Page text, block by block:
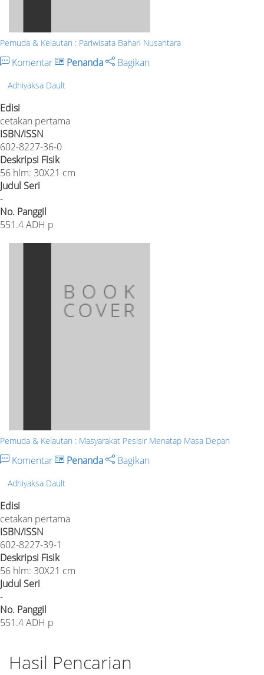
Pemuda & Kelautan : Pariwisata Bahari Nusantara
Komentar Penanda Bagikan
Adhiyaksa Dault
Edisi
cetakan pertama
ISBN/ISSN
602-8227-36-0
Deskripsi Fisik
56 hlm: 30X21 cm
Judul Seri
-
No. Panggil
551.4 ADH p
Pemuda & Kelautan : Masyarakat Pesisir Menatap Masa Depan
Komentar Penanda Bagikan
Adhiyaksa Dault
Edisi
cetakan pertama
ISBN/ISSN
602-8227-39-1
Deskripsi Fisik
56 hlm: 30X21 cm
Judul Seri
-
No. Panggil
551.4 ADH p
Hasil Pencarian